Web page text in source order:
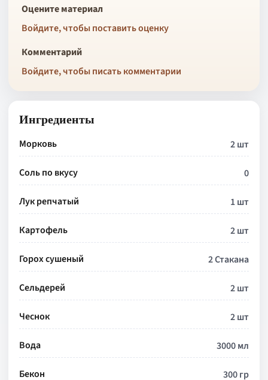
Оцените материал
Войдите, чтобы поставить оценку
Комментарий
Войдите, чтобы писать комментарии
Ингредиенты
Морковь 2 шт
Соль по вкусу 0
Лук репчатый 1 шт
Картофель 2 шт
Горох сушеный 2 Стакана
Сельдерей 2 шт
Чеснок 2 шт
Вода 3000 мл
Бекон 300 гр